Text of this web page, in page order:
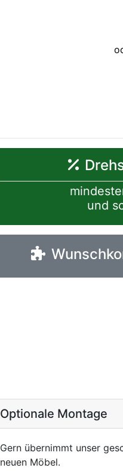
und
Optionale Montage
Gern übernimmt unser
neuen Möbel.